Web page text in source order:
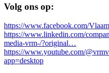
Volg ons op:
https://www.facebook.com/
https://www.linkedin.com/
media-vrm-/?original…
https://www.youtube.com/
app=desktop